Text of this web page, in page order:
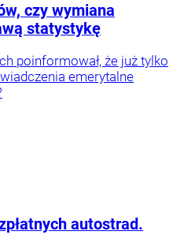
czy wymiana
statystykę
poinformował, że już tylko
emerytalne
autostrad.